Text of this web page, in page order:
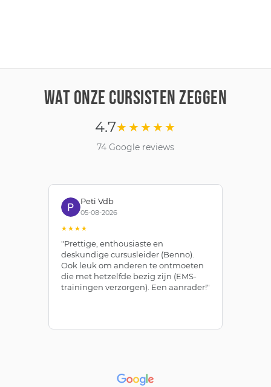
WAT ONZE CURSISTEN ZEGGEN
4.7★★★★★
74 Google reviews
Peti Vdb
05-08-2026
★★★★
"Prettige, enthousiaste en
deskundige cursusleider (Benno).
Ook leuk om anderen te ontmoeten
die met hetzelfde bezig zijn (EMS-
trainingen verzorgen). Een aanrader!"